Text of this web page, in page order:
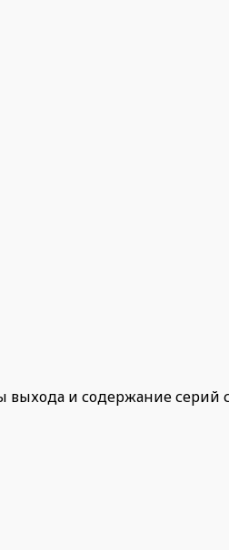
выхода и содержание серий